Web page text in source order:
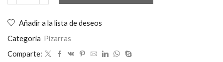
Añadir a la lista de deseos
Categoría Pizarras
Comparte: